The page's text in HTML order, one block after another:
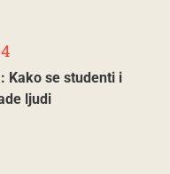
Kako se studenti i
ljudi